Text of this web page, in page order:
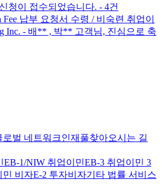
청이 접수되었습니다. - 4건
납부 요청서 수령 / 비숙련 취업이
Inc. - 배** , 박** 고객님, 진심으로 축
로벌 네트워크인재풀찾아오시는 길
EB-1/NIW 취업이민EB-3 취업이민 3
민 비자E-2 투자비자기타 법률 서비스